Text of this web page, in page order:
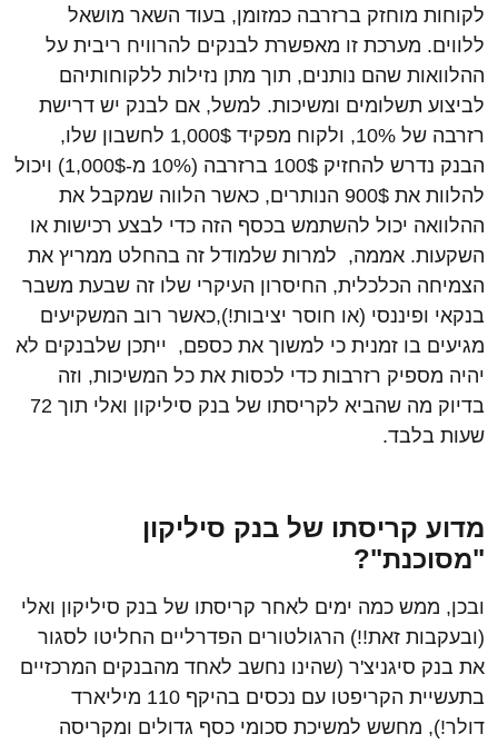
לקוחות מוחזק ברזרבה כמזומן, בעוד השאר מושאל
ללווים. מערכת זו מאפשרת לבנקים להרוויח ריבית על
ההלוואות שהם נותנים, תוך מתן נזילות ללקוחותיהם
לביצוע תשלומים ומשיכות. למשל, אם לבנק יש דרישת
רזרבה של 10%, ולקוח מפקיד 1,000$ לחשבון שלו,
הבנק נדרש להחזיק 100$ ברזרבה (10% מ-1,000$) ויכול
להלוות את 900$ הנותרים, כאשר הלווה שמקבל את
ההלוואה יכול להשתמש בכסף הזה כדי לבצע רכישות או
השקעות. אממה, למרות שלמודל זה בהחלט ממריץ את
הצמיחה הכלכלית, החיסרון העיקרי שלו זה שבעת משבר
בנקאי ופיננסי (או חוסר יציבות!),כאשר רוב המשקיעים
מגיעים בו זמנית כי למשוך את כספם, ייתכן שלבנקים לא
יהיה מספיק רזרבות כדי לכסות את כל המשיכות, וזה
בדיוק מה שהביא לקריסתו של בנק סיליקון ואלי תוך 72
שעות בלבד.
מדוע קריסתו של בנק סיליקון
"מסוכנת"?
ובכן, ממש כמה ימים לאחר קריסתו של בנק סיליקון ואלי
(ובעקבות זאת!!) הרגולטורים הפדרליים החליטו לסגור
את בנק סיגניצ'ר (שהינו נחשב לאחד מהבנקים המרכזיים
בתעשיית הקריפטו עם נכסים בהיקף 110 מיליארד
דולר!), מחשש למשיכת סכומי כסף גדולים ומקריסה